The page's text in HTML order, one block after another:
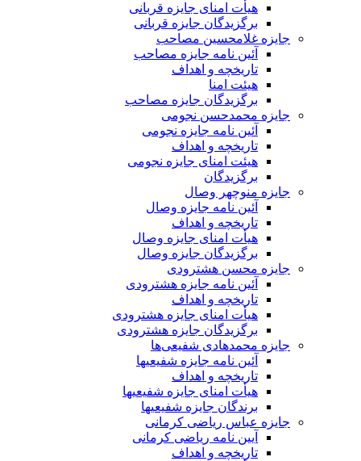
هیأت امنای جایزه قربانی
برگزیدگان جایزه قربانی
جایزه غلامحسین مصاحب
آئین نامه جایزه مصاحب
تاریخچه و اهداف
هیئت امنا
برگزیدگان جایزه مصاحب
جایزه محمدحسن نجومی
آئین نامه جایزه نجومی
تاریخچه و اهداف
هیئت امنای جایزه نجومی
برگزیدگان
جایزه منوچهر وصال
آئین نامه جایزه وصال
تاریخچه و اهداف
هیأت امنای جایزه وصال
برگزیدگان جایزه وصال
جایزه محسن هشترودی
آئین نامه جایزه هشترودی
تاریخچه و اهداف
هیأت امنای جایزه هشترودی
برگزیدگان جایزه هشترودی
جایزه محمدهادی شفیعی‌ها
آئین نامه جایزه شفیعیها
تاریخچه و اهداف
هیأت امنای جایزه شفیعیها
برندگان جایزه شفیعیها
جایزه عباس ریاضی کرمانی
آیین نامه ریاضی کرمانی
تاریخچه و اهداف